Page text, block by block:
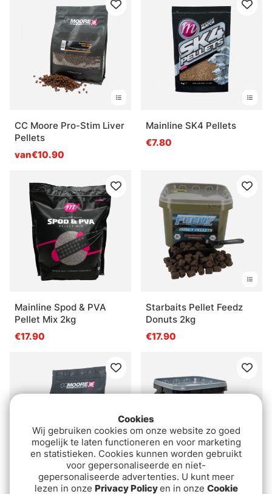
CC Moore Pro-Stim Liver
Pellets
van€10.90
Mainline SK4 Pellets
€7.80
Mainline Spod & PVA
Pellet Mix 2kg
€17.90
Starbaits Pellet Feedz
Donuts 2kg
€17.90
CC Moore Halibut Starbaits Pro Peach &
Cookies
Wij gebruiken cookies om onze website zo goed
mogelijk te laten functioneren en voor marketing
en statistieken. Cookies kunnen worden gebruikt
voor gepersonaliseerde en niet-
gepersonaliseerde advertenties. U kunt meer
lezen in onze Privacy Policyen in onze Cookie